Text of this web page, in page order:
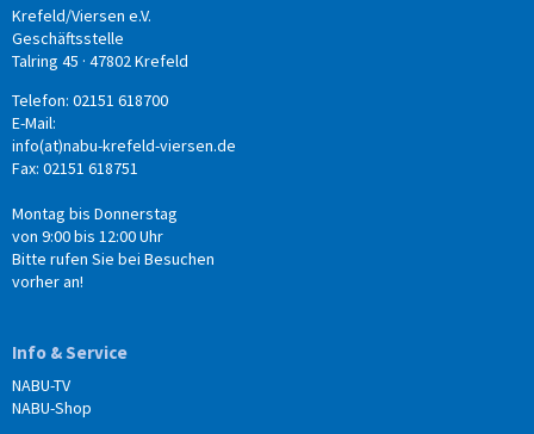
Krefeld/Viersen e.V.
Geschäftsstelle
Talring 45 · 47802 Krefeld
Telefon: 02151 618700
E-Mail:
info(at)nabu-krefeld-viersen.de
Fax: 02151 618751
Montag bis Donnerstag
von 9:00 bis 12:00 Uhr
Bitte rufen Sie bei Besuchen
vorher an!
Info & Service
NABU-TV
NABU-Shop